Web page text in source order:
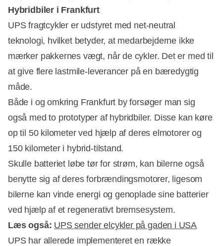
Hybridbiler i Frankfurt
UPS fragtcykler er udstyret med net-neutral
teknologi, hvilket betyder, at medarbejderne ikke
mærker pakkernes vægt, når de cykler. Det er med til
at give flere lastmile-leverancer på en bæredygtig
måde.
Både i og omkring Frankfurt by forsøger man sig
også med to prototyper af hybridbiler. Disse kan køre
op til 50 kilometer ved hjælp af deres elmotorer og
150 kilometer i hybrid-tilstand.
Skulle batteriet løbe tør for strøm, kan bilerne også
benytte sig af deres forbrændingsmotorer, ligesom
bilerne kan vinde energi og genoplade sine batterier
ved hjælp af et regenerativt bremsesystem.
Læs også: UPS sender elcykler på gaden i USA
UPS har allerede implementeret en række